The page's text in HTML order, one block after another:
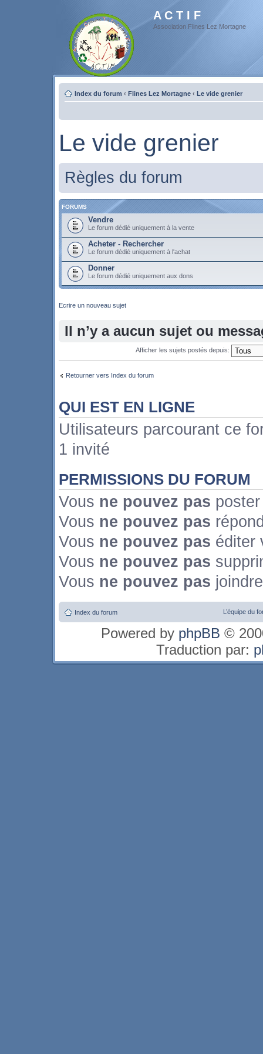
A C T I F
Association Flines Lez Mortagne
Index du forum ‹ Flines Lez Mortagne ‹ Le vide grenier
Le vide grenier
Règles du forum
FORUMS
Vendre
Le forum dédié uniquement à la vente
Acheter - Rechercher
Le forum dédié uniquement à l'achat
Donner
Le forum dédié uniquement aux dons
Ecrire un nouveau sujet
Il n’y a aucun sujet ou
Afficher les sujets postés depuis:
Retourner vers Index du forum
QUI EST EN LIGNE
Utilisateurs parcourant ce
1 invité
PERMISSIONS DU FORUM
Vous ne pouvez pas
Vous ne pouvez pas
Vous ne pouvez pas éditer
Vous ne pouvez pas
Vous ne pouvez pas
Index du forum L’équipe du
Powered by phpBB ©
Traduction par: